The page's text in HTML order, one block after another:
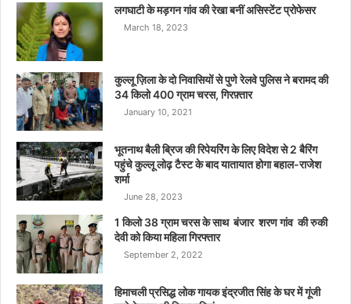
लगघाटी के मड़गन गांव की रेखा बनीं असिस्टेंट प्रोफेसर
March 18, 2023
कुल्लू ज़िला के दो निवासियों से पुणे रेलवे पुलिस ने बरामद की
34 किलो 400 ग्राम चरस, गिरफ़्तार
January 10, 2021
भूतनाथ बैली ब्रिज की रिपेयरिंग के लिए विदेश से 2 बैरिंग
पहुंचे कुल्लू लोढ़ टैस्ट के बाद यातायात होगा बहाल-राजेश
शर्मा
June 28, 2023
1 किलो 38 ग्राम चरस के साथ बंजार शरण गांव की रुकी
देवी को किया महिला गिरफ्तार
September 2, 2022
हिमाचली प्रसिद्ध लोक गायक इंद्रजीत सिंह के घर में गूंजी